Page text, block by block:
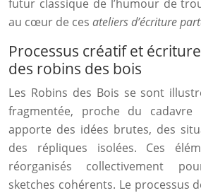
futur classique de l’humour de
au cœur de ces ateliers d’écriture
Processus créatif et
des robins des bois
Les Robins des Bois se sont
fragmentée, proche du cadavre
apporte des idées brutes, des
des répliques isolées. Ces
réorganisés collectivement
sketches cohérents. Le processus